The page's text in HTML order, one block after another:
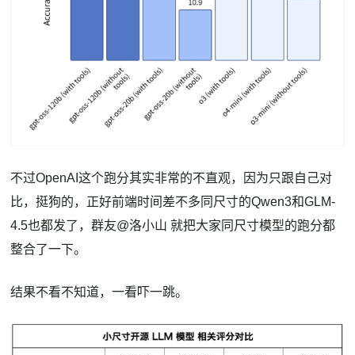
不过OpenAI这个跑分其实非常的不直观，因为只跟自己对
比，挺狗的，正好前端时间差不多同尺寸的Qwen3和GLM-
4.5也都发了，群友@洛小山 就把大家同尺寸模型的跑分都
整合了一下。
结果不看不知道，一看吓一跳。